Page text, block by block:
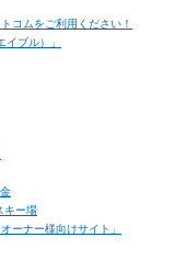
コムをご利用ください！
ブル）」
キー場
ーナー様向けサイト」